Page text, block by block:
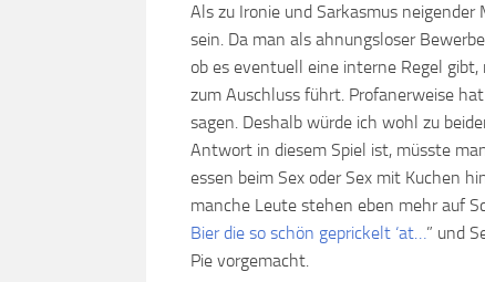
Als zu Ironie und Sarkasmus
sein. Da man als ahnungsloser
ob es eventuell eine interne Regel
zum Auschluss führt. Profanerweise
sagen. Deshalb würde ich wohl zu
Antwort in diesem Spiel ist, müsste
essen beim Sex oder Sex mit Kuchen
manche Leute stehen eben mehr auf
Bier die so schön geprickelt ‘at…” und
Pie vorgemacht.